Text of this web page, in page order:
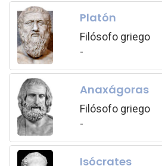
Platón
Filósofo griego
-
Anaxágoras
Filósofo griego
-
Isócrates